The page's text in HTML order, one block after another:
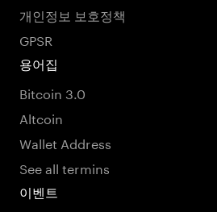
개인정보 보호정책
GPSR
용어집
Bitcoin 3.0
Altcoin
Wallet Address
See all termins
이벤트